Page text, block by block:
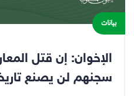
بيانات
الإخوان: إن قتل
سجنهم لن يصنع